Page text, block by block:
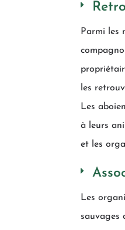
Parmi les
les
Les
à leurs
et les
Les
sauvages